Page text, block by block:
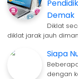
Demak
Diklat
diklat jarak jauh
Siapa
dengan